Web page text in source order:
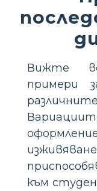
Вижте
примери
към